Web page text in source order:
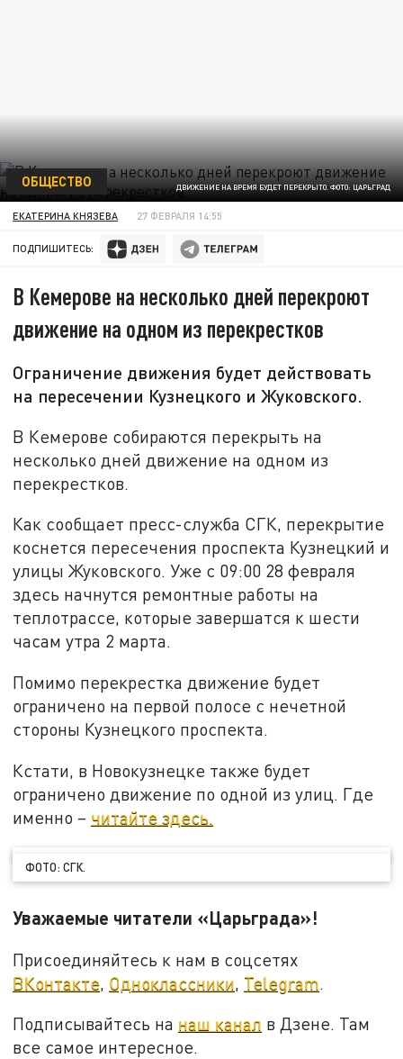
ДВИЖЕНИЕ НА ВРЕМЯ БУДЕТ ПЕРЕКРЫТО. ФОТО: ЦАРЬГРАД
ОБЩЕСТВО
ЕКАТЕРИНА КНЯЗЕВА 27 ФЕВРАЛЯ 14:55
ПОДПИШИТЕСЬ:
В Кемерове на несколько дней перекроют
движение на одном из перекрестков
Ограничение движения будет действовать
на пересечении Кузнецкого и Жуковского.
В Кемерове собираются перекрыть на
несколько дней движение на одном из
перекрестков.
Как сообщает пресс-служба СГК, перекрытие
коснется пересечения проспекта Кузнецкий и
улицы Жуковского. Уже с 09:00 28 февраля
здесь начнутся ремонтные работы на
теплотрассе, которые завершатся к шести
часам утра 2 марта.
Помимо перекрестка движение будет
ограничено на первой полосе с нечетной
стороны Кузнецкого проспекта.
Кстати, в Новокузнецке также будет
ограничено движение по одной из улиц. Где
именно – читайте здесь.
ФОТО: СГК.
Уважаемые читатели «Царьграда»!
Присоединяйтесь к нам в соцсетях
ВКонтакте, Одноклассники, Telegram.
Подписывайтесь на наш канал в Дзене. Там
все самое интересное.